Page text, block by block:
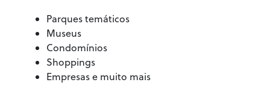
Parques temáticos
Museus
Condomínios
Shoppings
Empresas e muito mais